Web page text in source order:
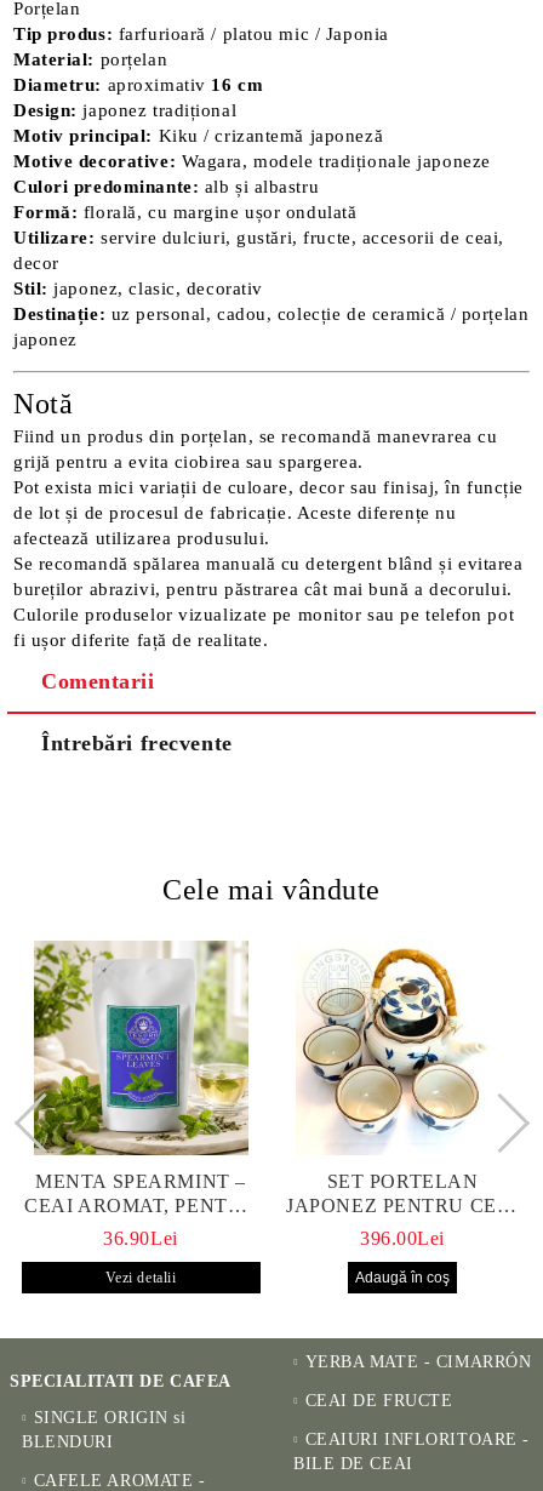
Porțelan
Tip produs: farfurioară / platou mic / Japonia
Material: porțelan
Diametru: aproximativ 16 cm
Design: japonez tradițional
Motiv principal: Kiku / crizantemă japoneză
Motive decorative: Wagara, modele tradiționale japoneze
Culori predominante: alb și albastru
Formă: florală, cu margine ușor ondulată
Utilizare: servire dulciuri, gustări, fructe, accesorii de ceai,
decor
Stil: japonez, clasic, decorativ
Destinație: uz personal, cadou, colecție de ceramică / porțelan
japonez
Notă
Fiind un produs din porțelan, se recomandă manevrarea cu
grijă pentru a evita ciobirea sau spargerea.
Pot exista mici variații de culoare, decor sau finisaj, în funcție
de lot și de procesul de fabricație. Aceste diferențe nu
afectează utilizarea produsului.
Se recomandă spălarea manuală cu detergent blând și evitarea
bureților abrazivi, pentru păstrarea cât mai bună a decorului.
Culorile produselor vizualizate pe monitor sau pe telefon pot
fi ușor diferite față de realitate.
Comentarii
Întrebări frecvente
Cele mai vândute
MENTA SPEARMINT –
CEAI AROMAT, PENTRU
CALM ȘI BENEFIC
36.90Lei
Vezi detalii
SET PORTELAN
JAPONEZ PENTRU CEAI
HANAKO, CEAINIC SI 4
396.00Lei
SPECIALITATI DE CAFEA
SINGLE ORIGIN si
BLENDURI
CAFELE AROMATE -
YERBA MATE - CIMARRÓN
CEAI DE FRUCTE
CEAIURI INFLORITOARE -
BILE DE CEAI